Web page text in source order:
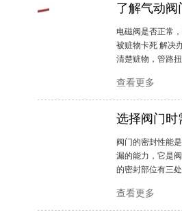
了解气动阀
电磁阀是否正常
被赃物卡死 解决
清楚赃物，管路扭
查看更多
选择阀门时
阀门的密封性能
漏的能力，它是
的密封部位有三
查看更多